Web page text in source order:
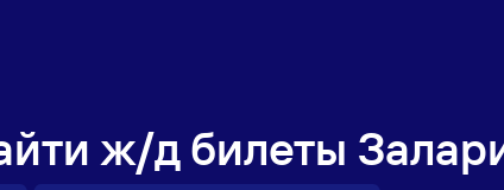
ж/д билеты